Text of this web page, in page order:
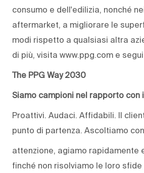
consumo e dell'edilizia, nonché
aftermarket, a migliorare le
modi rispetto a qualsiasi altra
di più, visita www.ppg.com e segui
The PPG Way 2030
Siamo campioni nel rapporto con
Proattivi. Audaci. Affidabili. Il
punto di partenza. Ascoltiamo con
attenzione, agiamo rapidamente
finché non risolviamo le loro sfide